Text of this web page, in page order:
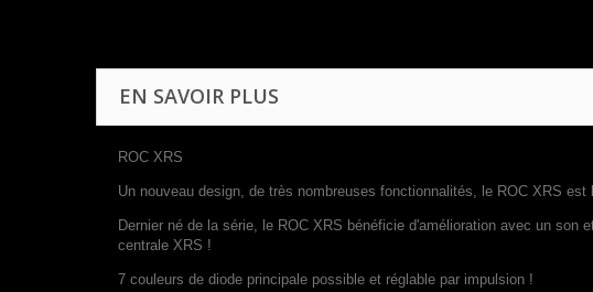
EN SAVOIR PLUS
ROC XRS
Un nouveau design, de très nombreuses fonctionnalités, le ROC XRS
Dernier né de la série, le ROC XRS bénéficie d'amélioration avec un
centrale XRS !
7 couleurs de diode principale possible et réglable par impulsion !